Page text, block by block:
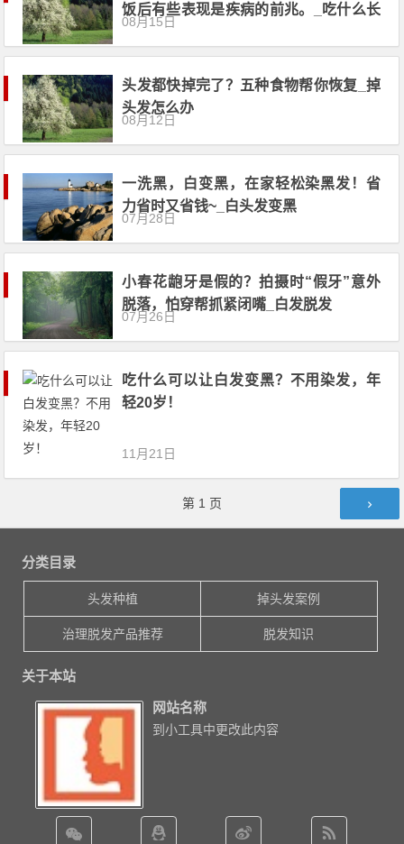
饭后有些表现是疾病的前兆。_吃什么长
头发
08月15日
头发都快掉完了？五种食物帮你恢复_掉
头发怎么办
08月12日
一洗黑，白变黑，在家轻松染黑发！省
力省时又省钱~_白头发变黑
07月28日
小春花龅牙是假的？拍摄时“假牙”意外
脱落，怕穿帮抓紧闭嘴_白发脱发
07月26日
吃什么可以让白发变黑？不用染发，年
轻20岁！
11月21日
第 1 页
分类目录
头发种植 掉头发案例
治理脱发产品推荐 脱发知识
关于本站
网站名称
到小工具中更改此内容